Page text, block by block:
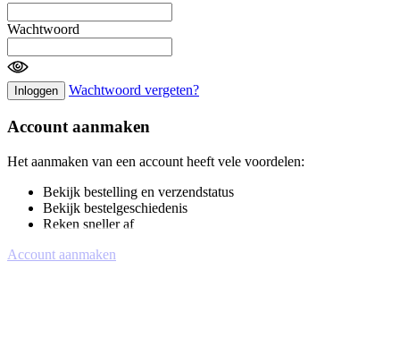
Wachtwoord
Inloggen Wachtwoord vergeten?
Account aanmaken
Het aanmaken van een account heeft vele voordelen:
Bekijk bestelling en verzendstatus
Bekijk bestelgeschiedenis
Reken sneller af
Account aanmaken